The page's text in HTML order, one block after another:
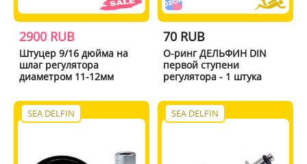
2900 RUB
Штуцер 9/16 дюйма на
шлаг регулятора
диаметром 11-12мм
70 RUB
О-ринг ДЕЛЬФИН DIN
первой ступени
регулятора - 1 штука
SEA DELFIN SEA DELFIN